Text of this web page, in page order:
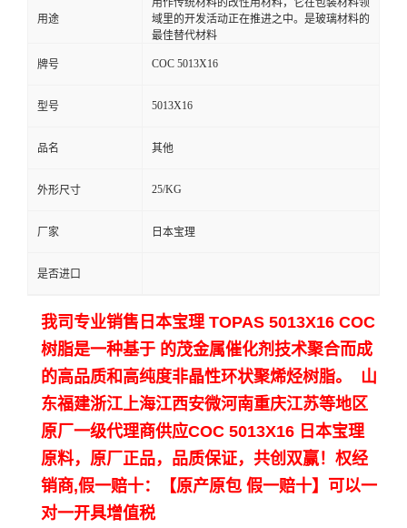
用途
用作传统材料的改性用材料，它在包装材料领
域里的开发活动正在推进之中。是玻璃材料的
最佳替代材料
牌号 COC 5013X16
型号 5013X16
品名 其他
外形尺寸 25/KG
厂家 日本宝理
是否进口
我司专业销售日本宝理 TOPAS 5013X16 COC
树脂是一种基于 的茂金属催化剂技术聚合而成
的高品质和高纯度非晶性环状聚烯烃树脂。 山
东福建浙江上海江西安微河南重庆江苏等地区
原厂一级代理商供应COC 5013X16 日本宝理
原料，原厂正品，品质保证，共创双赢！ 权经
销商,假一赔十：【原产原包 假一赔十】可以一
对一开具增值税